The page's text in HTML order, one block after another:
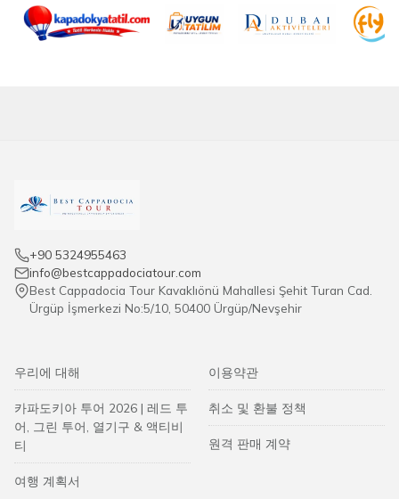
+90 5324955463
info@bestcappadociatour.com
Best Cappadocia Tour Kavaklıönü Mahallesi Şehit Turan Cad.
Ürgüp İşmerkezi No:5/10, 50400 Ürgüp/Nevşehir
우리에 대해
카파도키아 투어 2026 | 레드 투
어, 그린 투어, 열기구 & 액티비
티
여행 계획서
이용약관
취소 및 환불 정책
원격 판매 계약